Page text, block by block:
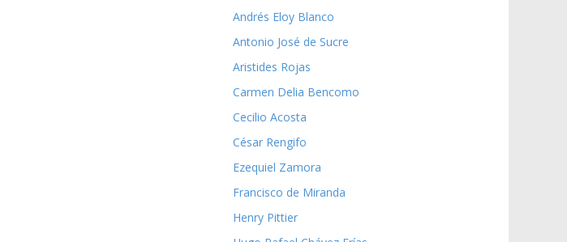
Andrés Eloy Blanco
Antonio José de Sucre
Aristides Rojas
Carmen Delia Bencomo
Cecilio Acosta
César Rengifo
Ezequiel Zamora
Francisco de Miranda
Henry Pittier